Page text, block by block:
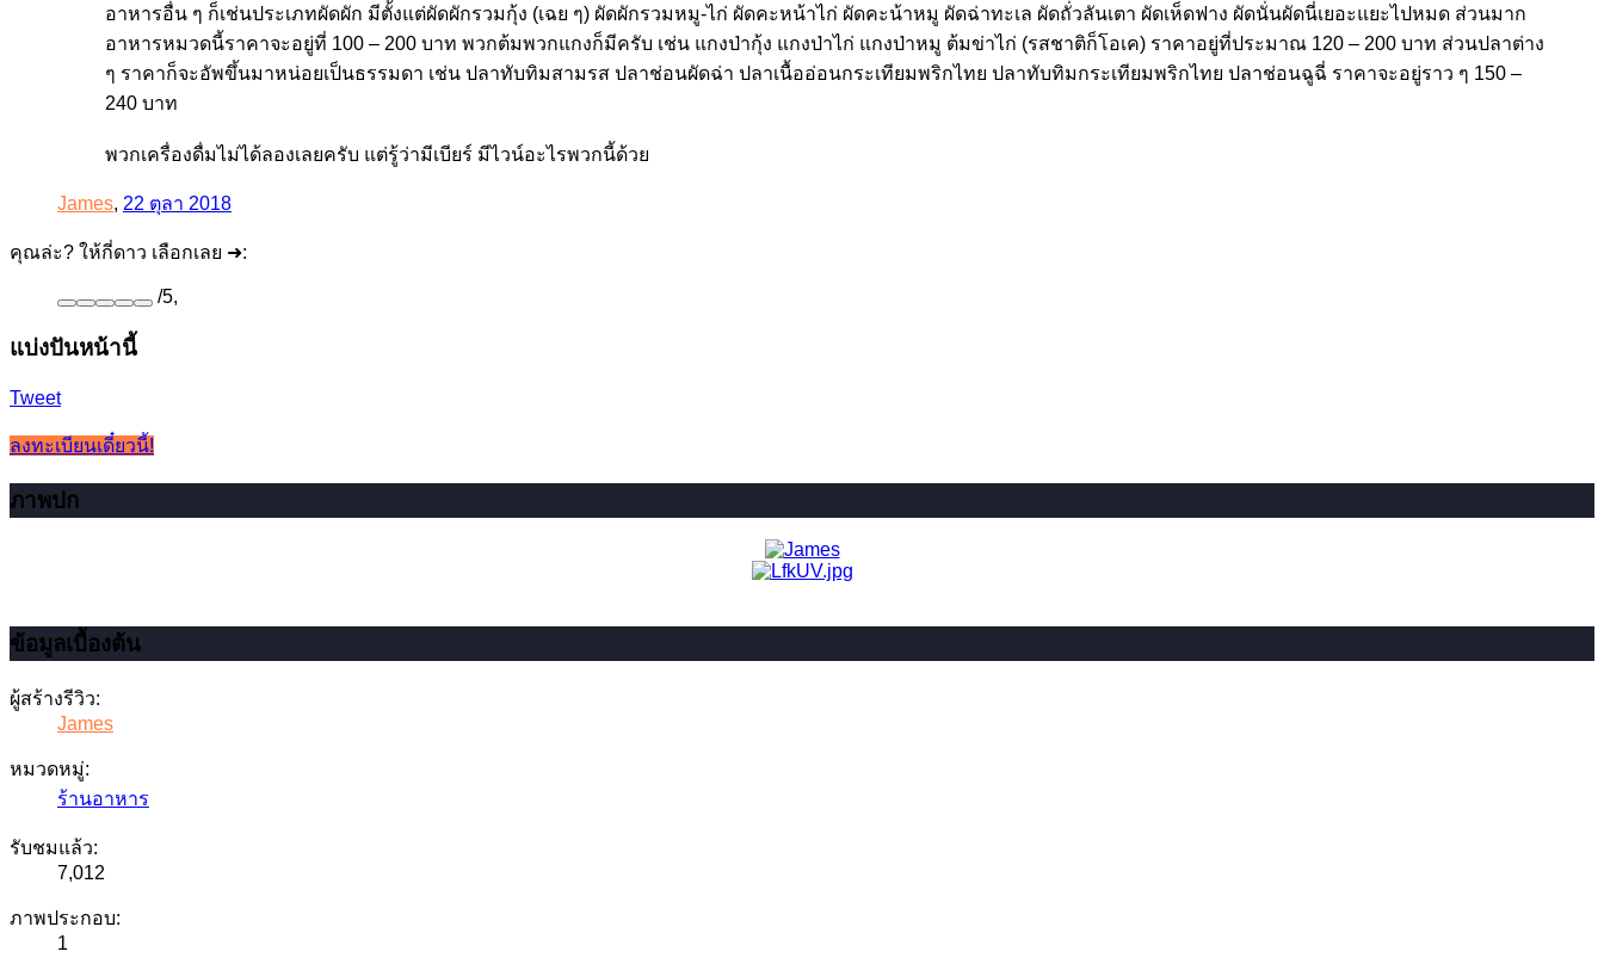
อาหารอื่น ๆ ก็เช่นประเภทผัดผัก มีตั้งแต่ผัดผักรวมกุ้ง (เฉย ๆ) ผัดผักรวมหมู-ไก่ ผัดคะหน้าไก่ ผัดคะน้าหมู ผัดฉ่าทะเล ผัดถั่วลันเตา ผัดเห็ดฟาง ผัดนั่นผัดนี่เยอะแยะไปหมด ส่วนมาก
อาหารหมวดนี้ราคาจะอยู่ที่ 100 – 200 บาท พวกต้มพวกแกงก็มีครับ เช่น แกงป่ากุ้ง แกงป่าไก่ แกงป่าหมู ต้มข่าไก่ (รสชาติก็โอเค) ราคาอยู่ที่ประมาณ 120 – 200 บาท ส่วนปลาต่าง
ๆ ราคาก็จะอัพขึ้นมาหน่อยเป็นธรรมดา เช่น ปลาทับทิมสามรส ปลาช่อนผัดฉ่า ปลาเนื้ออ่อนกระเทียมพริกไทย ปลาทับทิมกระเทียมพริกไทย ปลาช่อนฉูฉี่ ราคาจะอยู่ราว ๆ 150 –
240 บาท
พวกเครื่องดื่มไม่ได้ลองเลยครับ แต่รู้ว่ามีเบียร์ มีไวน์อะไรพวกนี้ด้วย
James, 22 ตุลา 2018
คุณล่ะ? ให้กี่ดาว เลือกเลย ➜:
/5,
แบ่งปันหน้านี้
Tweet
ลงทะเบียนเดี๋ยวนี้!
ภาพปก
ข้อมูลเบื้องต้น
ผู้สร้างรีวิว:
James
หมวดหมู่:
ร้านอาหาร
รับชมแล้ว:
7,012
ภาพประกอบ:
1